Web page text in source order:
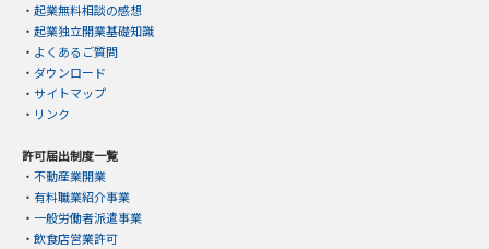
・ 起業無料相談の感想
・ 起業独立開業基礎知識
・ よくあるご質問
・ ダウンロード
・ サイトマップ
・ リンク
許可届出制度一覧
・ 不動産業開業
・ 有料職業紹介事業
・ 一般労働者派遣事業
・ 飲食店営業許可